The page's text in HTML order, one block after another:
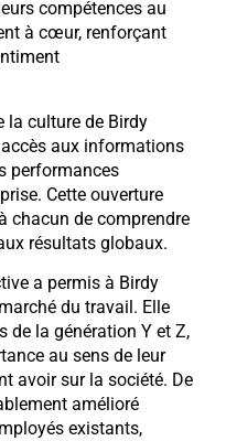
compétences au
à cœur, renforçant
culture de Birdy
aux informations
performances
Cette ouverture
chacun de comprendre
résultats globaux.
a permis à Birdy
du travail. Elle
de la génération Y et Z,
au sens de leur
avoir sur la société. De
amélioré
existants,